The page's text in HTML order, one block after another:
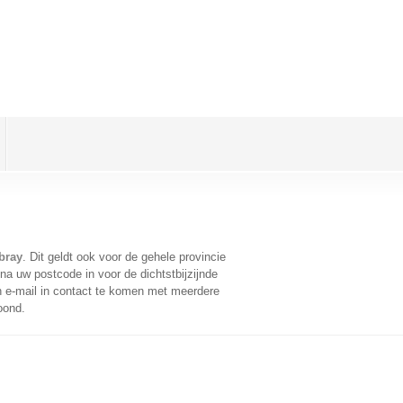
. Dit geldt ook voor de gehele provincie
uw postcode in voor de dichtstbijzijnde
mail in contact te komen met meerdere